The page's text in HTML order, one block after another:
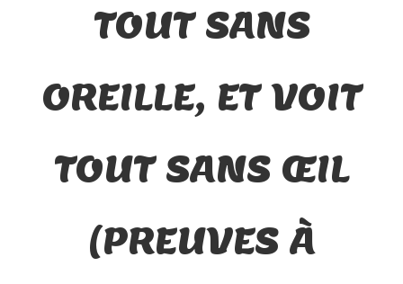
TOUT SANS
OREILLE, ET VOIT
TOUT SANS ŒIL
(PREUVES À